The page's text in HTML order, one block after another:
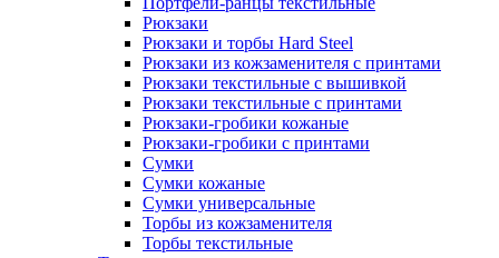
Рюкзаки
Рюкзаки и торбы Hard Steel
Рюкзаки из кожзаменителя с принтами
Рюкзаки текстильные с вышивкой
Рюкзаки текстильные с принтами
Рюкзаки-гробики кожаные
Рюкзаки-гробики с принтами
Сумки
Сумки кожаные
Сумки универсальные
Торбы из кожзаменителя
Торбы текстильные